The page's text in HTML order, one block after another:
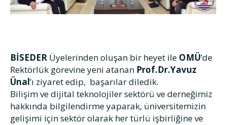
BİSEDER Üyelerinden oluşan bir heyet ile OMÜ’de
Rektörlük görevine yeni atanan Prof.Dr.Yavuz
Ünal’ı ziyaret edip, başarılar diledik.
Bilişim ve dijital teknolojiler sektörü ve derneğimiz
hakkında bilgilendirme yaparak, üniversitemizin
gelişimi için sektör olarak her türlü işbirliğine ve